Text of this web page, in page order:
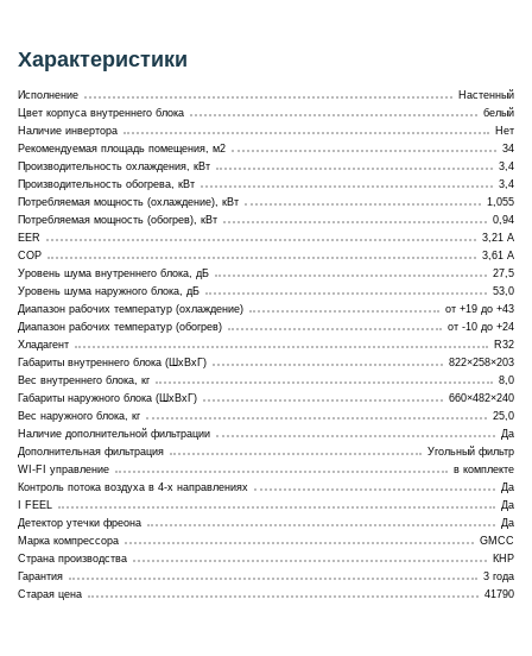
Характеристики
Исполнение
Настенный
Цвет корпуса внутреннего блока
белый
Наличие инвертора
Нет
Рекомендуемая площадь помещения, м2
34
Производительность охлаждения, кВт
3,4
Производительность обогрева, кВт
3,4
Потребляемая мощность (охлаждение), кВт
1,055
Потребляемая мощность (обогрев), кВт
0,94
EER
3,21 А
COP
3,61 А
Уровень шума внутреннего блока, дБ
27,5
Уровень шума наружного блока, дБ
53,0
Диапазон рабочих температур (охлаждение)
от +19 до +43
Диапазон рабочих температур (обогрев)
от -10 до +24
Хладагент
R32
Габариты внутреннего блока (ШхВхГ)
822×258×203
Вес внутреннего блока, кг
8,0
Габариты наружного блока (ШхВхГ)
660×482×240
Вес наружного блока, кг
25,0
Наличие дополнительной фильтрации
Да
Дополнительная фильтрация
Угольный фильтр
WI-FI управление
в комплекте
Контроль потока воздуха в 4-х направлениях
Да
I FEEL
Да
Детектор утечки фреона
Да
Марка компрессора
GMCC
Страна производства
КНР
Гарантия
3 года
Старая цена
41790